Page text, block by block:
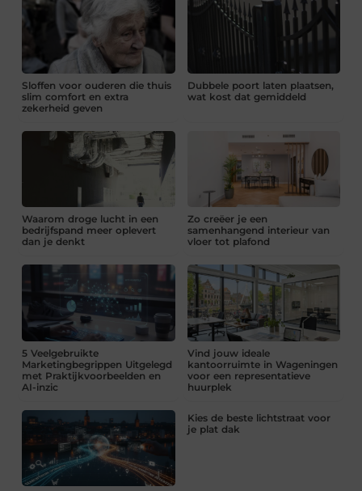
Sloffen voor ouderen die thuis
slim comfort en extra
zekerheid geven
Dubbele poort laten plaatsen,
wat kost dat gemiddeld
Waarom droge lucht in een
bedrijfspand meer oplevert
dan je denkt
Zo creëer je een
samenhangend interieur van
vloer tot plafond
5 Veelgebruikte
Marketingbegrippen Uitgelegd
met Praktijkvoorbeelden en
AI-inzic
Vind jouw ideale
kantoorruimte in Wageningen
voor een representatieve
huurplek
Kies de beste lichtstraat voor
je plat dak